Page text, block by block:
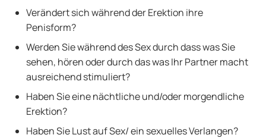
Verändert sich während der Erektion ihre
Penisform?
Werden Sie während des Sex durch dass was Sie
sehen, hören oder durch das was Ihr Partner macht
ausreichend stimuliert?
Haben Sie eine nächtliche und/oder morgendliche
Erektion?
Haben Sie Lust auf Sex/ ein sexuelles Verlangen?